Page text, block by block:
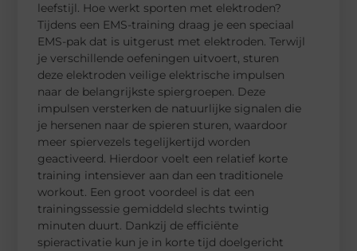
leefstijl. Hoe werkt sporten met elektroden?
Tijdens een EMS-training draag je een speciaal
EMS-pak dat is uitgerust met elektroden. Terwijl
je verschillende oefeningen uitvoert, sturen
deze elektroden veilige elektrische impulsen
naar de belangrijkste spiergroepen. Deze
impulsen versterken de natuurlijke signalen die
je hersenen naar de spieren sturen, waardoor
meer spiervezels tegelijkertijd worden
geactiveerd. Hierdoor voelt een relatief korte
training intensiever aan dan een traditionele
workout. Een groot voordeel is dat een
trainingssessie gemiddeld slechts twintig
minuten duurt. Dankzij de efficiënte
spieractivatie kun je in korte tijd doelgericht